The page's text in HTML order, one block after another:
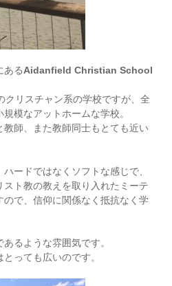
あるAidanfield Christian School
クリスチャン系の学校ですが、全
模なアットホームな学校。
師、また教師同士もとても近い
ードではなくソフトな感じで、
ト教の教えを取り入れたミーテ
ので、信仰に関係なく抵抗なく学
るような雰囲気です。
っても広いのです。